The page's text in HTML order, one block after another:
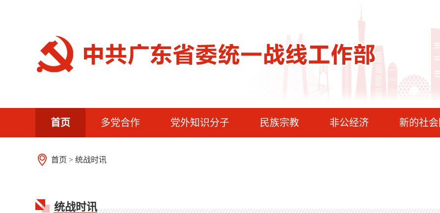
首页 多党合作 党外知识分子 民族宗教 非公经济 新的社
首页 > 统战时讯
统战时讯